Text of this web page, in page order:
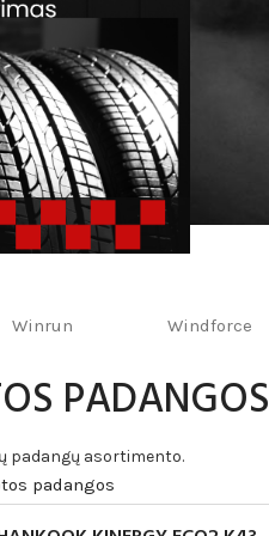
Winrun Windforce
PADANGOS
padangų asortimento.
padangos